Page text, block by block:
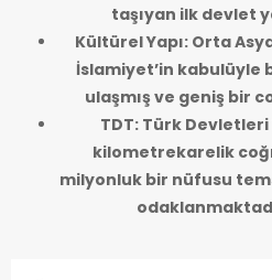
taşıyan ilk devlet
Kültürel Yapı: Orta
İslamiyet’in kabulüyle
ulaşmış ve geniş bir
TDT: Türk
kilometrekarelik
milyonluk bir nüfusu